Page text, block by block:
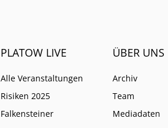
PLATOW LIVE
Alle Veranstaltungen
Risiken 2025
Falkensteiner
ÜBER UNS
Archiv
Team
Mediadaten